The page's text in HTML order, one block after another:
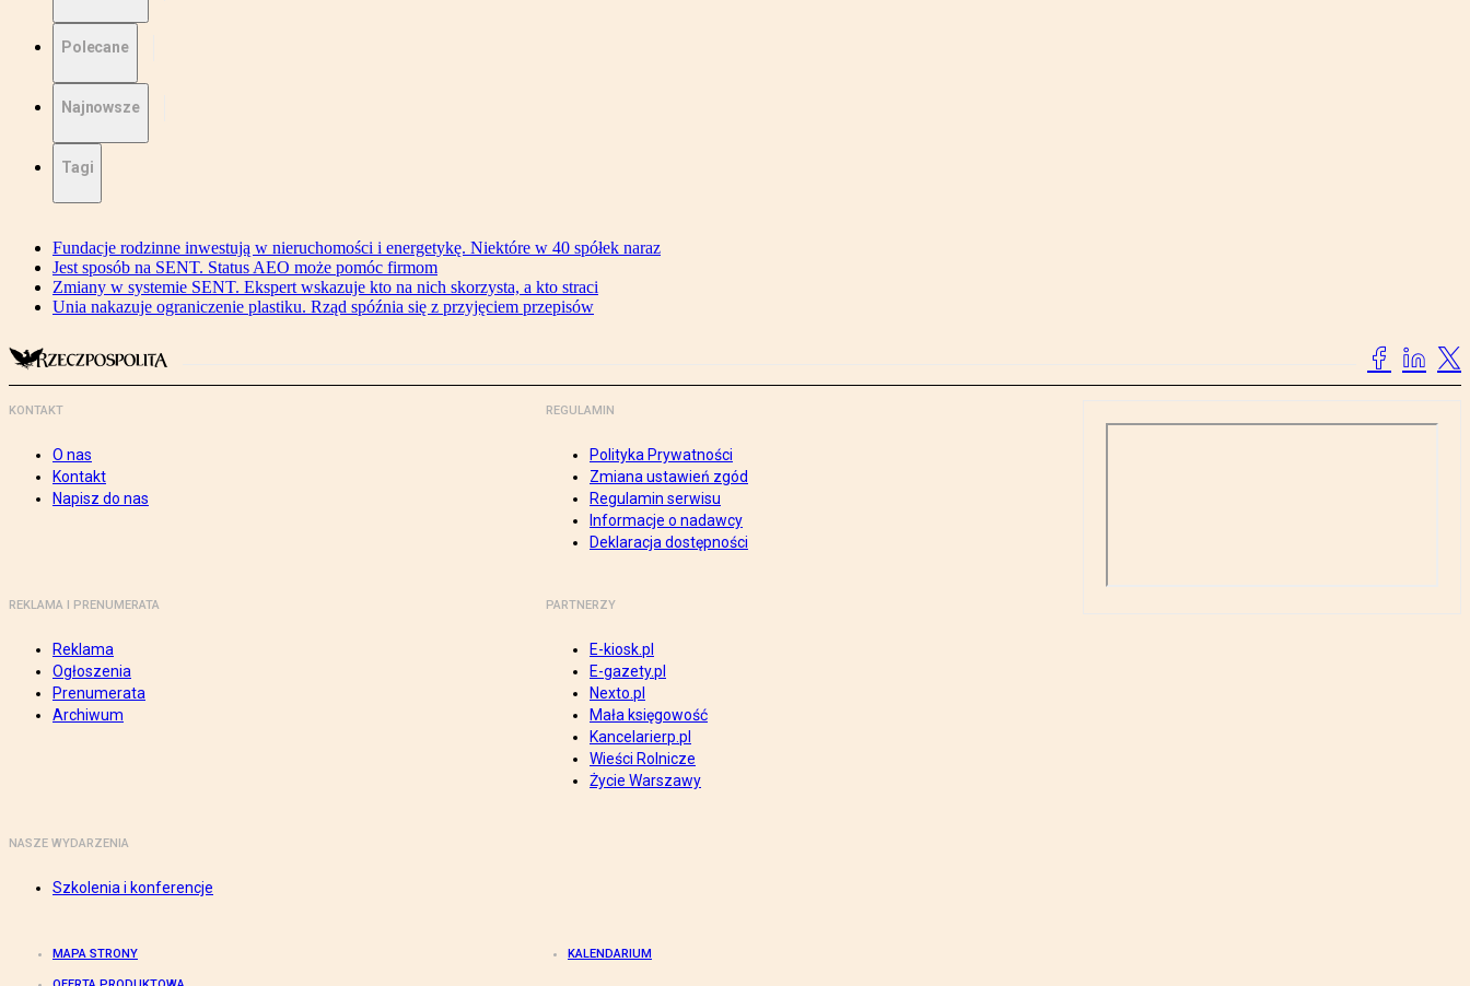
Polecane
Najnowsze
Tagi
Fundacje rodzinne inwestują w nieruchomości i energetykę. Niektóre w 40 spółek naraz
Jest sposób na SENT. Status AEO może pomóc firmom
Zmiany w systemie SENT. Ekspert wskazuje kto na nich skorzysta, a kto straci
Unia nakazuje ograniczenie plastiku. Rząd spóźnia się z przyjęciem przepisów
KONTAKT
O nas
Kontakt
Napisz do nas
REGULAMIN
Polityka Prywatności
Zmiana ustawień zgód
Regulamin serwisu
Informacje o nadawcy
Deklaracja dostępności
REKLAMA I PRENUMERATA
Reklama
Ogłoszenia
Prenumerata
Archiwum
PARTNERZY
E-kiosk.pl
E-gazety.pl
Nexto.pl
Mała księgowość
Kancelarierp.pl
Wieści Rolnicze
Życie Warszawy
NASZE WYDARZENIA
Szkolenia i konferencje
MAPA STRONY KALENDARIUM